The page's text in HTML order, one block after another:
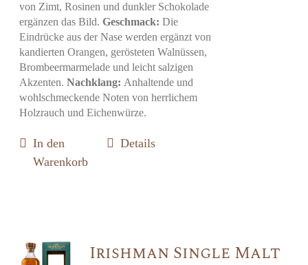
von Zimt, Rosinen und dunkler Schokolade
ergänzen das Bild.Geschmack:Die
Eindrücke aus der Nase werden ergänzt von
kandierten Orangen, gerösteten Walnüssen,
Brombeermarmelade und leicht salzigen
Akzenten.Nachklang: Anhaltende und
wohlschmeckende Noten von herrlichem
Holzrauch und Eichenwürze.
In den
Warenkorb
Details
Irishman Single Malt